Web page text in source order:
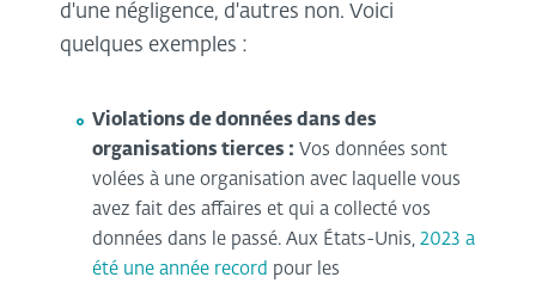
d'une négligence, d'autres non. Voici
quelques exemples :
Violations de données dans des
organisations tierces : Vos données sont
volées à une organisation avec laquelle vous
avez fait des affaires et qui a collecté vos
données dans le passé. Aux États-Unis, 2023 a
été une année record pour les